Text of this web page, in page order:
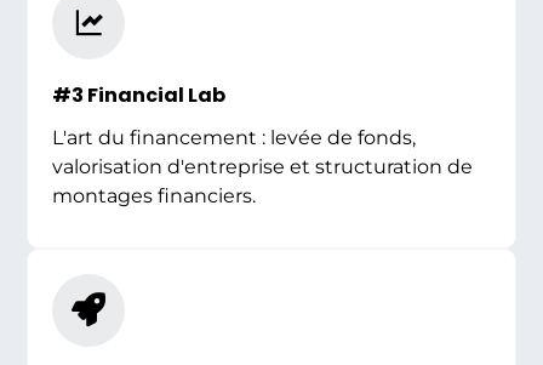
#3 Financial Lab
L'art du financement : levée de fonds,
valorisation d'entreprise et structuration de
montages financiers.